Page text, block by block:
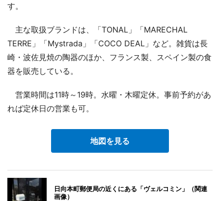
す。
主な取扱ブランドは、「TONAL」「MARECHAL
TERRE」「Mystrada」「COCO DEAL」など。雑貨は長
崎・波佐見焼の陶器のほか、フランス製、スペイン製の食
器を販売している。
営業時間は11時～19時。水曜・木曜定休。事前予約があ
れば定休日の営業も可。
地図を見る
日向本町郵便局の近くにある「ヴェルコミン」（関連
画像）